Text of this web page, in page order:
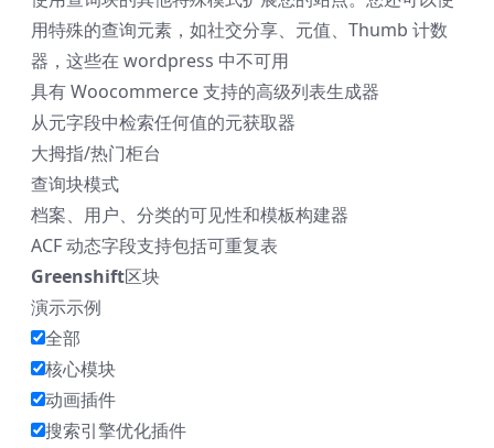
用特殊的查询元素，如社交分享、元值、Thumb 计数
器，这些在 wordpress 中不可用
具有 Woocommerce 支持的高级列表生成器
从元字段中检索任何值的元获取器
大拇指/热门柜台
查询块模式
档案、用户、分类的可见性和模板构建器
ACF 动态字段支持包括可重复表
Greenshift区块
演示示例
全部
核心模块
动画插件
搜索引擎优化插件